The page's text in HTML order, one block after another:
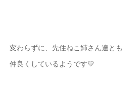
変わらずに、先住ねこ姉さん達とも
仲良くしているようです💛